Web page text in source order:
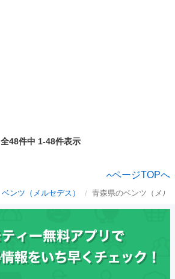
全48件中 1-48件表示
ページTOPへ
ベンツ（メルセデス） 青森県のベンツ（メル